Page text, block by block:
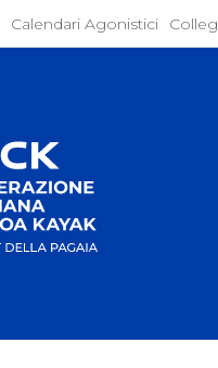
Calendari Agonistici